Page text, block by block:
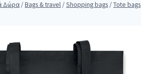
Δώρα /Bags & travel /Shopping bags /Tote bags